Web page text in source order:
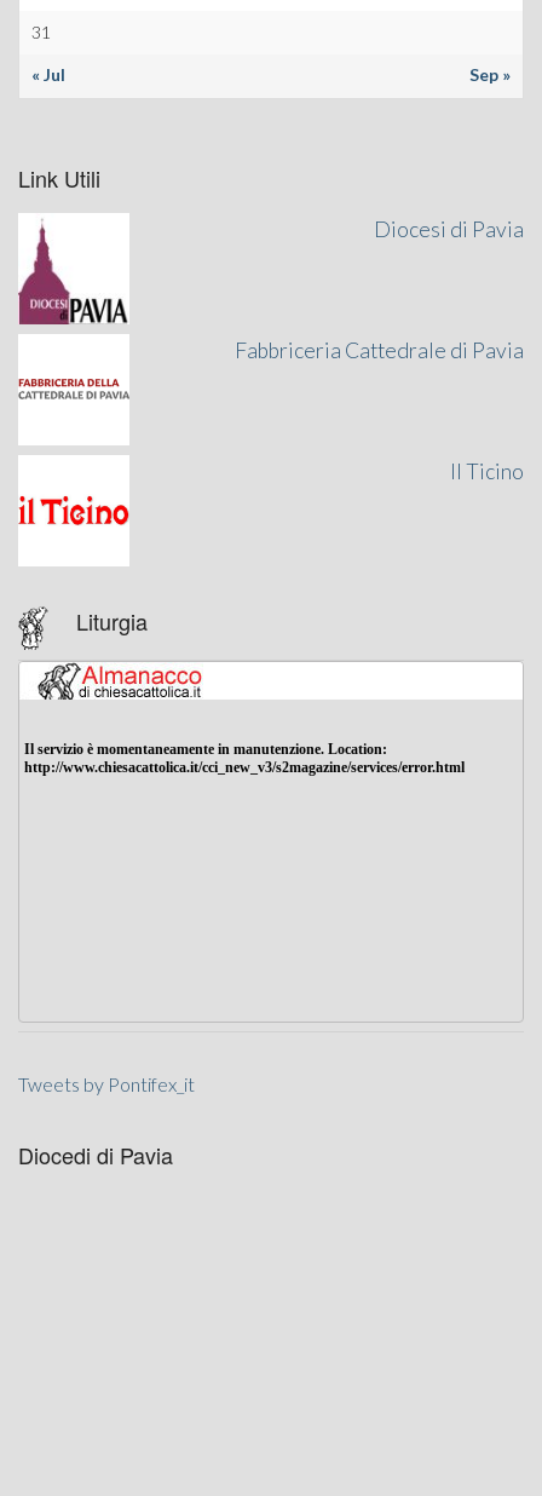
31
« Jul Sep »
Link Utili
Diocesi di Pavia
Fabbriceria Cattedrale di Pavia
Il Ticino
Liturgia
Tweets by Pontifex_it
Diocedi di Pavia